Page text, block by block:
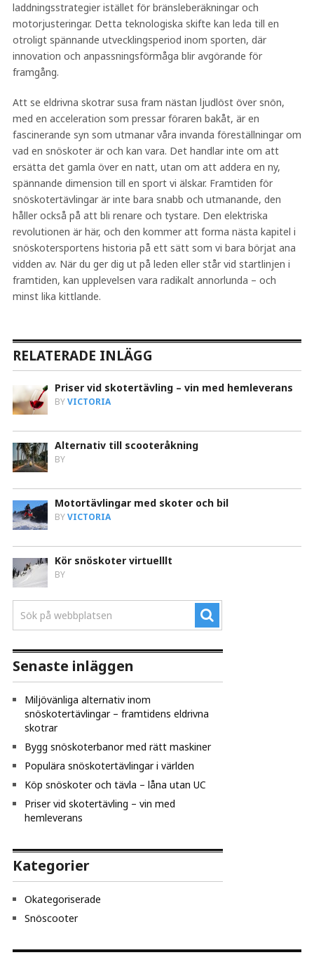
laddningsstrategier istället för bränsleberäkningar och
motorjusteringar. Detta teknologiska skifte kan leda till en
otroligt spännande utvecklingsperiod inom sporten, där
innovation och anpassningsförmåga blir avgörande för
framgång.
Att se eldrivna skotrar susa fram nästan ljudlöst över snön,
med en acceleration som pressar föraren bakåt, är en
fascinerande syn som utmanar våra invanda föreställningar om
vad en snöskoter är och kan vara. Det handlar inte om att
ersätta det gamla över en natt, utan om att addera en ny,
spännande dimension till en sport vi älskar. Framtiden för
snöskotertävlingar är inte bara snabb och utmanande, den
håller också på att bli renare och tystare. Den elektriska
revolutionen är här, och den kommer att forma nästa kapitel i
snöskotersportens historia på ett sätt som vi bara börjat ana
vidden av. När du ger dig ut på leden eller står vid startlinjen i
framtiden, kan upplevelsen vara radikalt annorlunda – och
minst lika kittlande.
RELATERADE INLÄGG
Priser vid skotertävling – vin med hemleverans
BYVICTORIA
Alternativ till scooteråkning
BY
Motortävlingar med skoter och bil
BYVICTORIA
Kör snöskoter virtuelllt
BY
Senaste inläggen
Miljövänliga alternativ inom
snöskotertävlingar – framtidens eldrivna
skotrar
Bygg snöskoterbanor med rätt maskiner
Populära snöskotertävlingar i världen
Köp snöskoter och tävla – låna utan UC
Priser vid skotertävling – vin med
hemleverans
Kategorier
Okategoriserade
Snöscooter